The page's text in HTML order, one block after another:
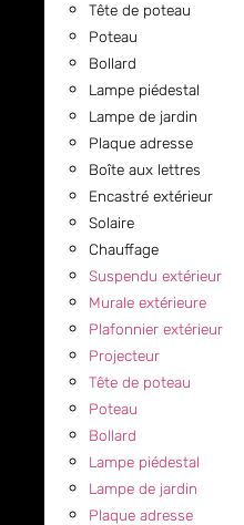
Tête de poteau
Poteau
Bollard
Lampe piédestal
Lampe de jardin
Plaque adresse
Boîte aux lettres
Encastré extérieur
Solaire
Chauffage
Suspendu extérieur
Murale extérieure
Plafonnier extérieur
Projecteur
Tête de poteau
Poteau
Bollard
Lampe piédestal
Lampe de jardin
Plaque adresse